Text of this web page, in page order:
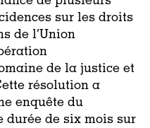
sur les droits
de l’Union
de la justice et
te résolution a
enquête du
durée de six mois sur